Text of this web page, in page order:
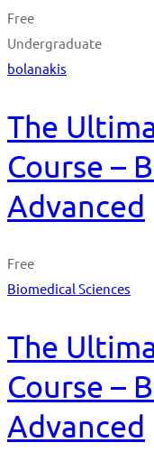
Free
Undergraduate
bolanakis
The
Course –
Advanced
Free
Biomedical Sciences
The
Course –
Advanced